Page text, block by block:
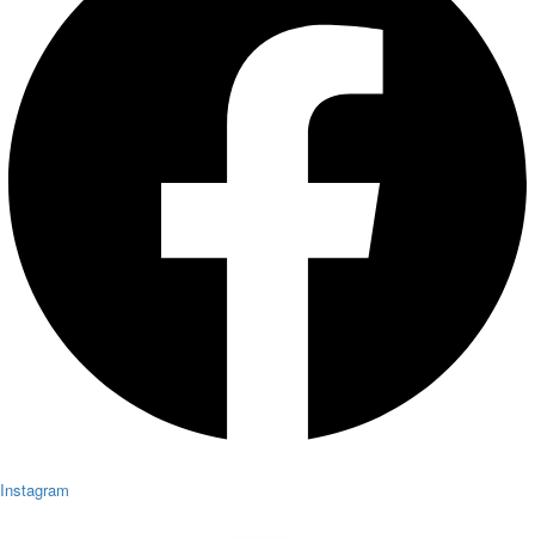
Instagram